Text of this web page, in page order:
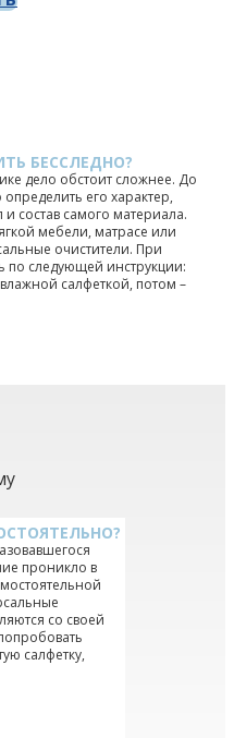
БЕССЛЕДНО?
дело обстоит сложнее. До
его характер,
состав самого материала.
мебели, матрасе или
очистители. При
по следующей инструкции:
салфеткой, потом –
проникло в
со своей
салфетку,